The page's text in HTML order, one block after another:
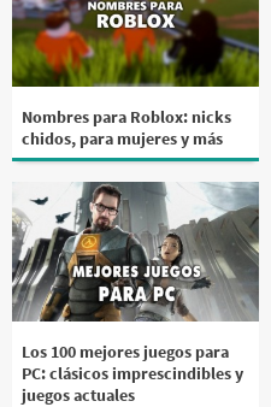
Nombres para Roblox: nicks
chidos, para mujeres y más
Los 100 mejores juegos para
PC: clásicos imprescindibles y
juegos actuales